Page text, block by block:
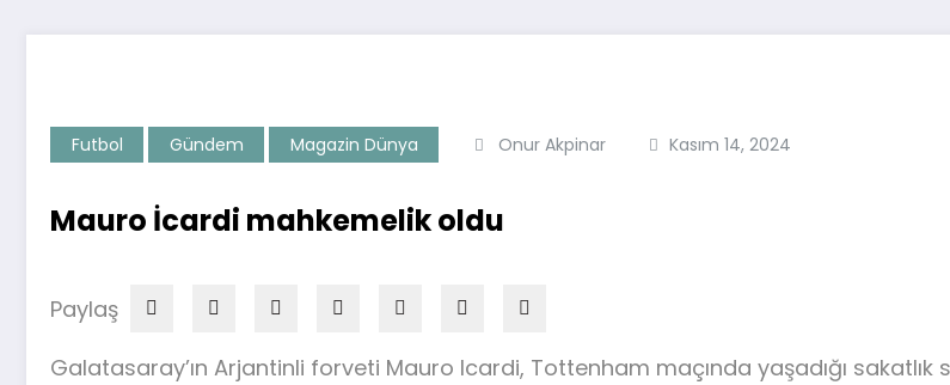
Futbol Gündem Magazin Dünya Onur Akpinar Kasım 14, 2024
Mauro İcardi mahkemelik oldu
Paylaş
Galatasaray’ın Arjantinli forveti Mauro Icardi, Tottenham maçında yaşadığı